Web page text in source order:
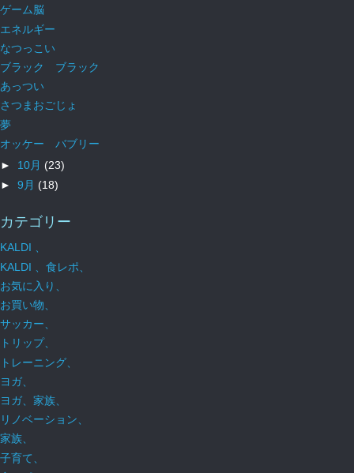
ゲーム脳
エネルギー
なつっこい
ブラック ブラック
あっつい
さつまおごじょ
夢
オッケー バブリー
► 10月 (23)
► 9月 (18)
カテゴリー
KALDI 、
KALDI 、食レポ、
お気に入り、
お買い物、
サッカー、
トリップ、
トレーニング、
ヨガ、
ヨガ、家族、
リノベーション、
家族、
子育て、